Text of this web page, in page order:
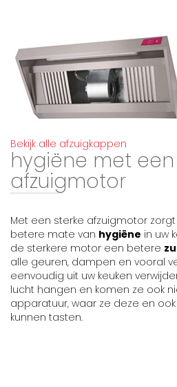
Bekijk alle afzuigkappen
hygiëne met
afzuigmotor
Met een sterke afzuigmotor
betere mate van hygiëne in uw
de sterkere motor een betere
alle geuren, dampen en vooral
eenvoudig uit uw keuken
lucht hangen en komen ze ook
apparatuur, waar ze deze en
kunnen tasten.